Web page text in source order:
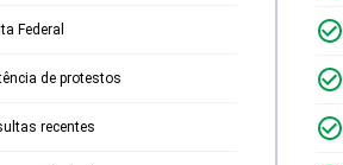
Federal
de protestos
recentes